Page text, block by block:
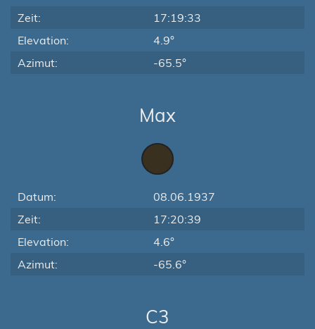
Zeit:
17:19:33
Elevation:
4.9°
Azimut:
-65.5°
Max
Datum:
08.06.1937
Zeit:
17:20:39
Elevation:
4.6°
Azimut:
-65.6°
C3